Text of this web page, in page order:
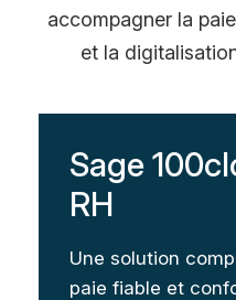
accompagner la
et la
Sage
RH
Une solution
paie fiable et